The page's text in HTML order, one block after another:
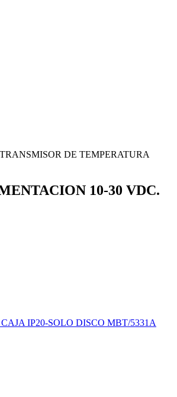
TRANSMISOR DE TEMPERATURA
10-30 VDC.
IP20-SOLO DISCO MBT/5331A